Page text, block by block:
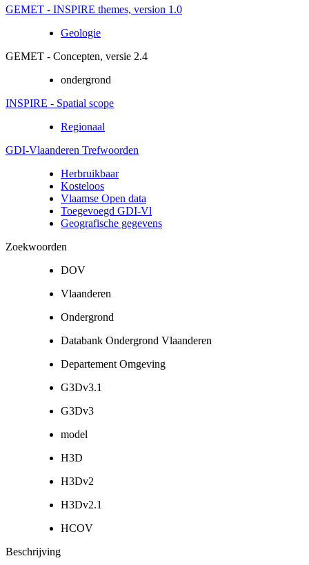
GEMET - INSPIRE themes, version 1.0
Geologie
GEMET - Concepten, versie 2.4
ondergrond
INSPIRE - Spatial scope
Regionaal
GDI-Vlaanderen Trefwoorden
Herbruikbaar
Kosteloos
Vlaamse Open data
Toegevoegd GDI-Vl
Geografische gegevens
Zoekwoorden
DOV
Vlaanderen
Ondergrond
Databank Ondergrond Vlaanderen
Departement Omgeving
G3Dv3.1
G3Dv3
model
H3D
H3Dv2
H3Dv2.1
HCOV
Beschrijving